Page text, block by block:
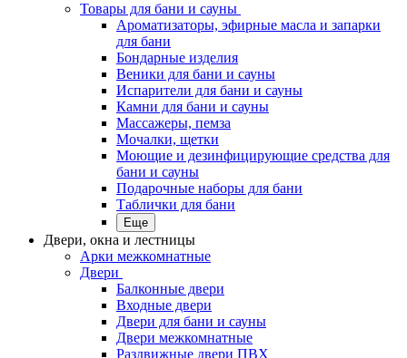
Товары для бани и сауны
Ароматизаторы, эфирные масла и запарки
для бани
Бондарные изделия
Веники для бани и сауны
Испарители для бани и сауны
Камни для бани и сауны
Массажеры, пемза
Мочалки, щетки
Моющие и дезинфицирующие средства для
бани и сауны
Подарочные наборы для бани
Таблички для бани
Еще
Двери, окна и лестницы
Арки межкомнатные
Двери
Балконные двери
Входные двери
Двери для бани и сауны
Двери межкомнатные
Раздвижные двери ПВХ